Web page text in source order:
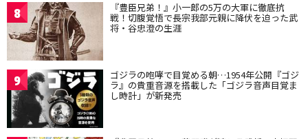
8 『豊臣兄弟！』小一郎の5万の大軍に徹底抗
戦！切腹覚悟で長宗我部元親に降伏を迫った武
将・谷忠澄の生涯
9 ゴジラの咆哮で目覚める朝…1954年公開『ゴジ
ラ』の貴重音源を搭載した「ゴジラ音声目覚ま
し時計」が新発売